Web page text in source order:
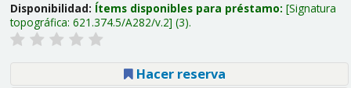
Disponibilidad: Ítems disponibles para préstamo: Signatura
topográfica: 621.374.5/A282/v.2 (3).
Hacer reserva